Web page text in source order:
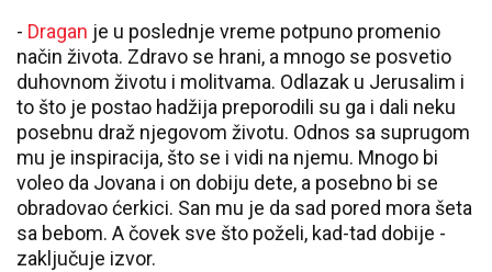
- Dragan je u poslednje vreme potpuno promenio
način života. Zdravo se hrani, a mnogo se posvetio
duhovnom životu i molitvama. Odlazak u Jerusalim i
to što je postao hadžija preporodili su ga i dali neku
posebnu draž njegovom životu. Odnos sa suprugom
mu je inspiracija, što se i vidi na njemu. Mnogo bi
voleo da Jovana i on dobiju dete, a posebno bi se
obradovao ćerkici. San mu je da sad pored mora šeta
sa bebom. A čovek sve što poželi, kad-tad dobije -
zaključuje izvor.